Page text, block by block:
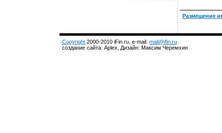
Размещение
Copyright 2000-2010 iFin.ru, e-mail: mail@ifin.ru
создание сайта: Aplex, Дизайн: Максим Черемхин